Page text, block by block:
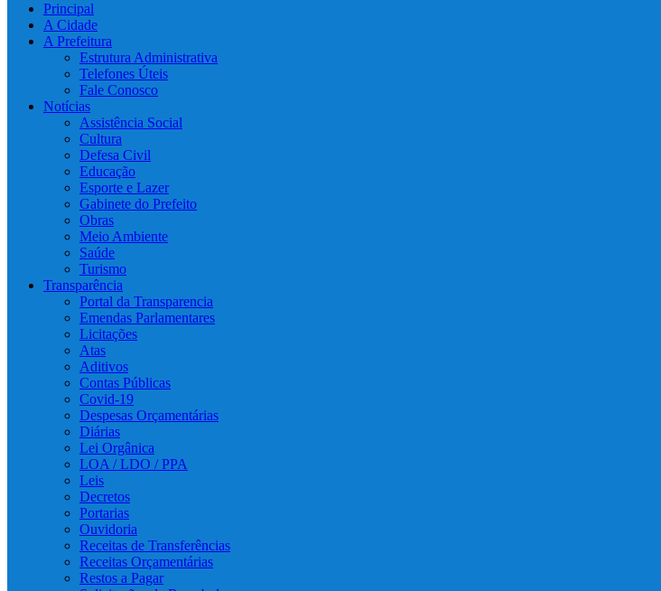
Principal
A Cidade
A Prefeitura
Estrutura Administrativa
Telefones Úteis
Fale Conosco
Notícias
Assistência Social
Cultura
Defesa Civil
Educação
Esporte e Lazer
Gabinete do Prefeito
Obras
Meio Ambiente
Saúde
Turismo
Transparência
Portal da Transparencia
Emendas Parlamentares
Licitações
Atas
Aditivos
Contas Públicas
Covid-19
Despesas Orçamentárias
Diárias
Lei Orgânica
LOA / LDO / PPA
Leis
Decretos
Portarias
Ouvidoria
Receitas de Transferências
Receitas Orçamentárias
Restos a Pagar